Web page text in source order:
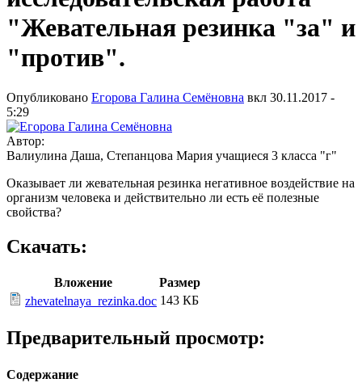
"Жевательная резинка "за" и
"против".
Опубликовано Егорова Галина Семёновна вкл 30.11.2017 -
5:29
Автор:
Валиулина Даша, Степанцова Мария учащиеся 3 класса "г"
Оказывает ли жевательная резинка негативное воздействие на
организм человека и действительно ли есть её полезные
свойства?
Скачать:
Вложение
Размер
zhevatelnaya_rezinka.doc 143 КБ
Предварительный просмотр:
Содержание